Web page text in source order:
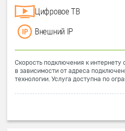
Цифровое ТВ
Внешний IP
Скорость подключения к интернету
в зависимости от адреса
технологии. Услуга доступна по